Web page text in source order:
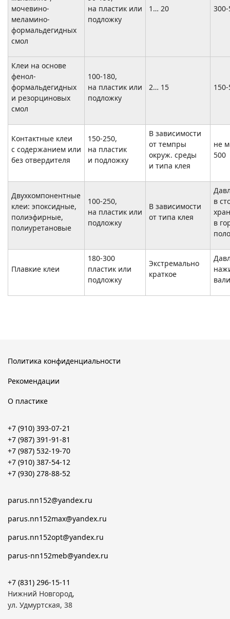
мочевино-
меламино-
формальдегидных
смол
на пластик или
подложку
1… 20
Клеи на основе
фенол-
формальдегидных
и резорциновых
смол
100-180,
на пластик или
подложку
2… 15
Контактные клеи
с содержанием или
без отвердителя
150-250,
на пластик
и подложку
В зависимости
от темпры
окруж. среды
и типа клея
не
500
Двухкомпонентные
клеи: эпоксидные,
полиэфирные,
полиуретановые
100-250,
на пластик или
подложку
В зависимости
от типа клея
в
в
Плавкие клеи
180-300
пластик или
подложку
Экстремально
краткое
Политика конфиденциальности
Рекомендации
О пластике
+7 (910) 393-07-21
+7 (987) 391-91-81
+7 (987) 532-19-70
+7 (910) 387-54-12
+7 (930) 278-88-52
parus.nn152@yandex.ru
parus.nn152max@yandex.ru
parus.nn152opt@yandex.ru
parus-nn152meb@yandex.ru
+7 (831) 296-15-11
Нижний Новгород,
ул. Удмуртская, 38